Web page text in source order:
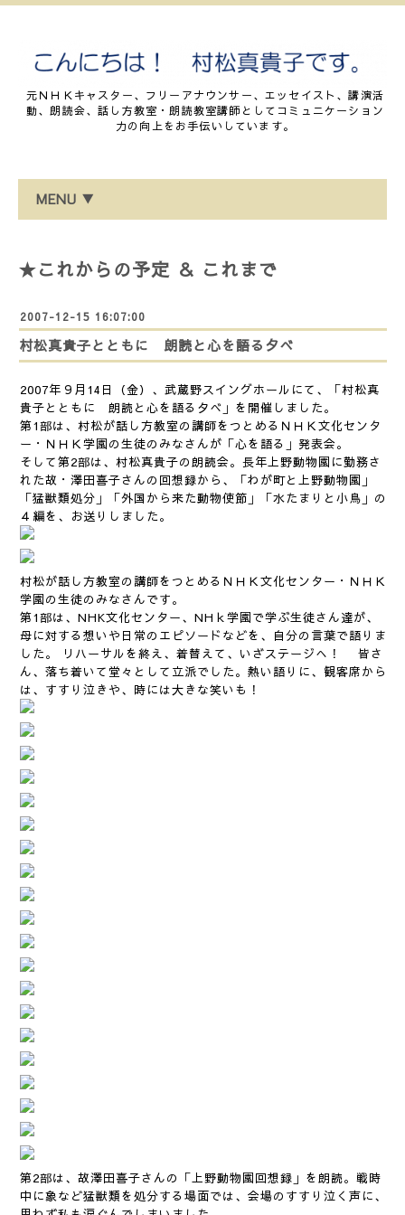
元ＮＨＫキャスター、フリーアナウンサー、エッセイスト、講演活
動、朗読会、話し方教室・朗読教室講師としてコミュニケーション
力の向上をお手伝いしています。
MENU ▼
★これからの予定 ＆ これまで
2007-12-15 16:07:00
村松真貴子とともに 朗読と心を語る夕べ
2007年９月14日（金）、武蔵野スイングホールにて、「村松真
貴子とともに 朗読と心を語る夕べ」を開催しました。
第1部は、村松が話し方教室の講師をつとめるＮＨＫ文化センタ
ー・ＮＨＫ学園の生徒のみなさんが「心を語る」発表会。
そして第2部は、村松真貴子の朗読会。長年上野動物園に勤務さ
れた故・澤田喜子さんの回想録から、「わが町と上野動物園」
「猛獣類処分」「外国から来た動物使節」「水たまりと小鳥」の
４編を、お送りしました。
村松が話し方教室の講師をつとめるＮＨＫ文化センター・ＮＨＫ
学園の生徒のみなさんです。
第1部は、NHK文化センター、NHｋ学園で学ぶ生徒さん達が、
母に対する想いや日常のエピソードなどを、自分の言葉で語りま
した。 リハーサルを終え、着替えて、いざステージへ！ 皆さ
ん、落ち着いて堂々として立派でした。熱い語りに、観客席から
は、すすり泣きや、時には大きな笑いも！
第2部は、故澤田喜子さんの「上野動物園回想録」を朗読。戦時
中に象など猛獣類を処分する場面では、会場のすすり泣く声に、